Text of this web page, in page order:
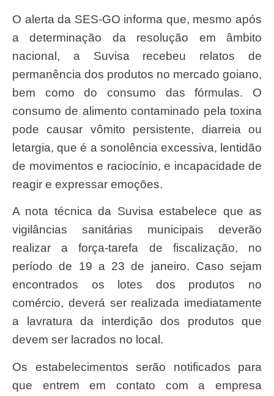
O alerta da SES-GO informa que, mesmo após
a determinação da resolução em âmbito
nacional, a Suvisa recebeu relatos de
permanência dos produtos no mercado goiano,
bem como do consumo das fórmulas. O
consumo de alimento contaminado pela toxina
pode causar vômito persistente, diarreia ou
letargia, que é a sonolência excessiva, lentidão
de movimentos e raciocínio, e incapacidade de
reagir e expressar emoções.
A nota técnica da Suvisa estabelece que as
vigilâncias sanitárias municipais deverão
realizar a força-tarefa de fiscalização, no
período de 19 a 23 de janeiro. Caso sejam
encontrados os lotes dos produtos no
comércio, deverá ser realizada imediatamente
a lavratura da interdição dos produtos que
devem ser lacrados no local.
Os estabelecimentos serão notificados para
que entrem em contato com a empresa